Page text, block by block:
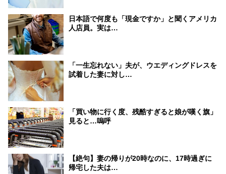
日本語で何度も「現金ですか」と聞くアメリカ
人店員。実は…
「一生忘れない」夫が、ウエディングドレスを
試着した妻に対し…
「買い物に行く度、残酷すぎると娘が嘆く旗」
見ると…嗚呼
【絶句】妻の帰りが20時なのに、17時過ぎに
帰宅した夫は…